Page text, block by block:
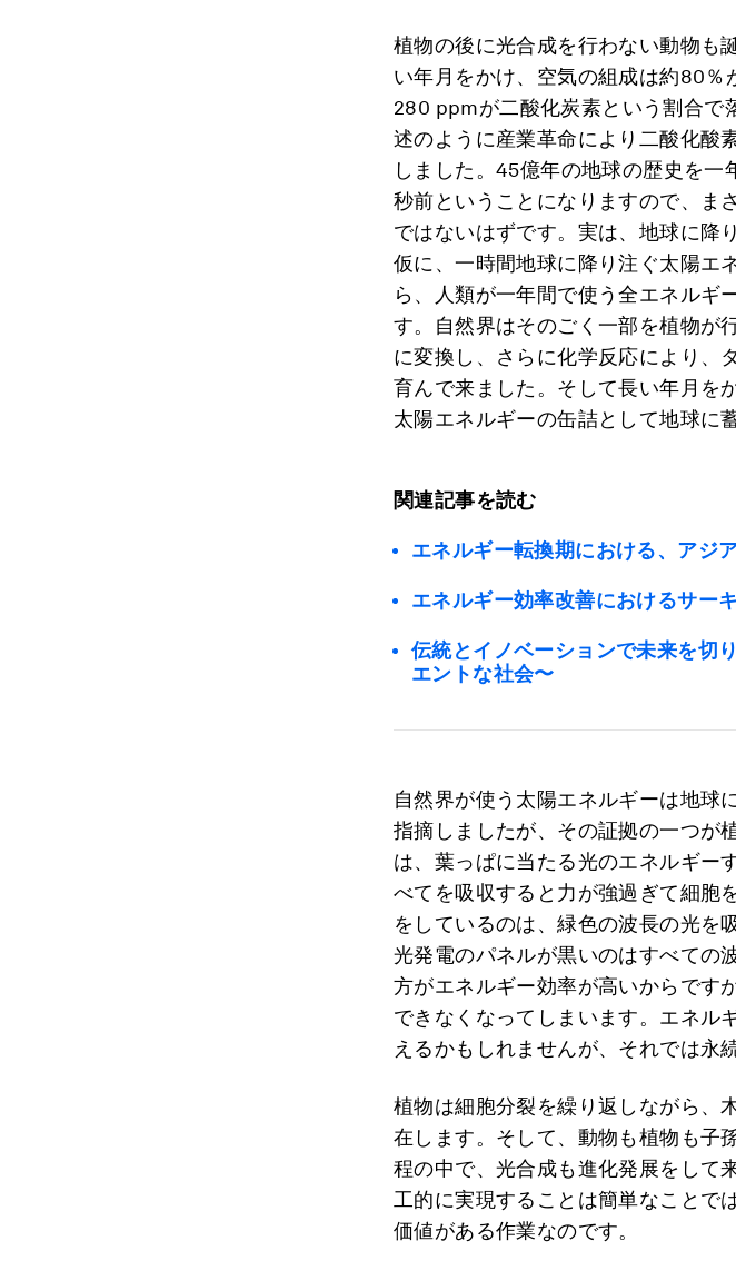
植物の後に光合成を行わない動物も
い年月をかけ、空気の組成は約80
280 ppmが二酸化炭素という割合で
述のように産業革命により二酸化酸
しました。45億年の地球の歴史を
秒前ということになりますので、ま
ではないはずです。実は、地球に降
仮に、一時間地球に降り注ぐ太陽エ
ら、人類が一年間で使う全エネルギ
す。自然界はそのごく一部を植物が
に変換し、さらに化学反応により、
育んで来ました。そして長い年月を
太陽エネルギーの缶詰として地球に
関連記事を読む
エネルギー転換期における、アジ
エネルギー効率改善におけるサー
伝統とイノベーションで未来を切
エントな社会〜
自然界が使う太陽エネルギーは地球
指摘しましたが、その証拠の一つが
は、葉っぱに当たる光のエネルギー
べてを吸収すると力が強過ぎて細胞
をしているのは、緑色の波長の光を
光発電のパネルが黒いのはすべての
方がエネルギー効率が高いからです
できなくなってしまいます。エネル
えるかもしれませんが、それでは永
植物は細胞分裂を繰り返しながら、
在します。そして、動物も植物も子
程の中で、光合成も進化発展をして
工的に実現することは簡単なことで
価値がある作業なのです。